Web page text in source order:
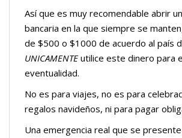
Así que es muy recomendable abrir
bancaria en la que siempre se
de $500 o $1000 de acuerdo al país
UNICAMENTEutilice este dinero para
eventualidad.
No es para viajes, no es para
regalos navideños, ni para pagar
Una emergencia real que se